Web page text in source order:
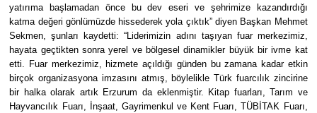
yatırıma başlamadan önce bu dev eseri ve şehrimize kazandırdığı
katma değeri gönlümüzde hissederek yola çıktık” diyen Başkan Mehmet
Sekmen, şunları kaydetti: “Liderimizin adını taşıyan fuar merkezimiz,
hayata geçtikten sonra yerel ve bölgesel dinamikler büyük bir ivme kat
etti. Fuar merkezimiz, hizmete açıldığı günden bu zamana kadar etkin
birçok organizasyona imzasını atmış, böylelikle Türk fuarcılık zincirine
bir halka olarak artık Erzurum da eklenmiştir. Kitap fuarları, Tarım ve
Hayvancılık Fuarı, İnşaat, Gayrimenkul ve Kent Fuarı, TÜBİTAK Fuarı,